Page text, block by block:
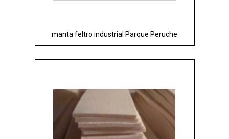
manta feltro industrial Parque Peruche